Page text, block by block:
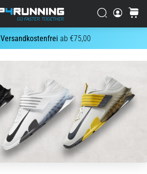
Versandkostenfrei ab €75,00
Suchen